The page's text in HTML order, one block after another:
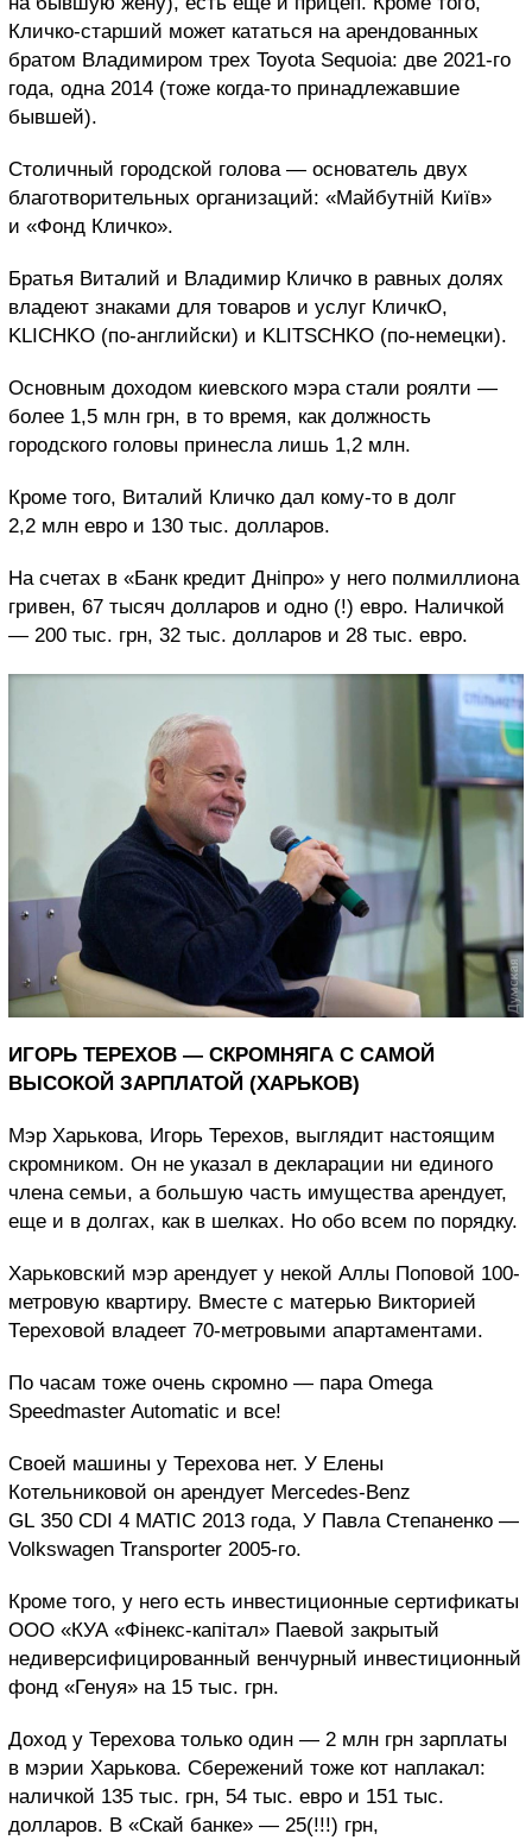
Кличко-старший может кататься на арендованных
братом Владимиром трех Toyota Sequoia: две 2021-го
года, одна 2014 (тоже когда-то принадлежавшие
бывшей).
Столичный городской голова — основатель двух
благотворительных организаций: «Майбутній Київ»
и «Фонд Кличко».
Братья Виталий и Владимир Кличко в равных долях
владеют знаками для товаров и услуг КличкО,
KLICHKO (по-английски) и KLITSCHKO (по-немецки).
Основным доходом киевского мэра стали роялти —
более 1,5 млн грн, в то время, как должность
городского головы принесла лишь 1,2 млн.
Кроме того, Виталий Кличко дал кому-то в долг
2,2 млн евро и 130 тыс. долларов.
На счетах в «Банк кредит Дніпро» у него полмиллиона
гривен, 67 тысяч долларов и одно (!) евро. Наличкой
— 200 тыс. грн, 32 тыс. долларов и 28 тыс. евро.
ИГОРЬ ТЕРЕХОВ — СКРОМНЯГА С САМОЙ
ВЫСОКОЙ ЗАРПЛАТОЙ (ХАРЬКОВ)
Мэр Харькова, Игорь Терехов, выглядит настоящим
скромником. Он не указал в декларации ни единого
члена семьи, а большую часть имущества арендует,
еще и в долгах, как в шелках. Но обо всем по порядку.
Харьковский мэр арендует у некой Аллы Поповой 100-
метровую квартиру. Вместе с матерью Викторией
Тереховой владеет 70-метровыми апартаментами.
По часам тоже очень скромно — пара Omega
Speedmaster Automatic и все!
Своей машины у Терехова нет. У Елены
Котельниковой он арендует Mercedes-Benz
GL 350 CDI 4 MATIC 2013 года, У Павла Степаненко —
Volkswagen Transporter 2005-го.
Кроме того, у него есть инвестиционные сертификаты
ООО «КУА «Фінекс-капітал» Паевой закрытый
недиверсифицированный венчурный инвестиционный
фонд «Генуя» на 15 тыс. грн.
Доход у Терехова только один — 2 млн грн зарплаты
в мэрии Харькова. Сбережений тоже кот наплакал:
наличкой 135 тыс. грн, 54 тыс. евро и 151 тыс.
долларов. В «Скай банке» — 25(!!!) грн,